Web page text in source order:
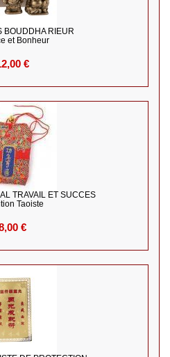
BOUDDHA RIEUR
et Bonheur
€
TRAVAIL ET SUCCES
Taoiste
€